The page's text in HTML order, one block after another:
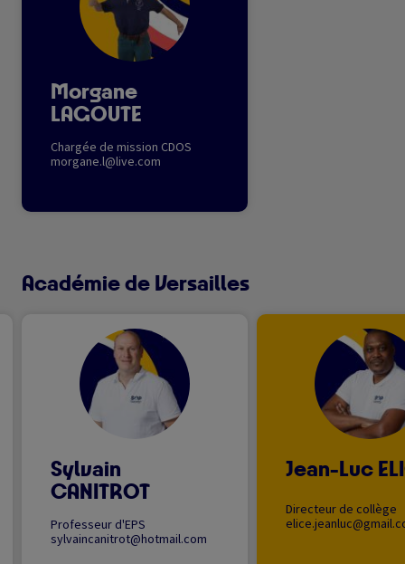
Morgane
LAGOUTE
Chargée de mission CDOS
morgane.l@live.com
Académie de Versailles
Image
Sylvain
CANITROT
Professeur d'EPS
sylvaincanitrot@hotmail.com
Image
Jean-Luc
Directeur de collège